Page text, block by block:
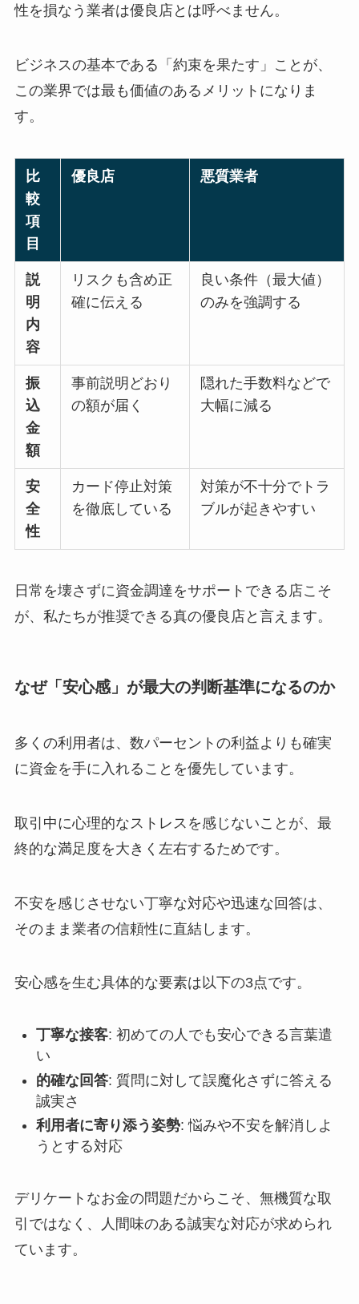
性を損なう業者は優良店とは呼べません。
ビジネスの基本である「約束を果たす」ことが、
この業界では最も価値のあるメリットになりま
す。
比
較
項
目
優良店 悪質業者
説
明
内
容
リスクも含め正
確に伝える
良い条件（最大値）
のみを強調する
振
込
金
額
事前説明どおり
の額が届く
隠れた手数料などで
大幅に減る
安
全
性
カード停止対策
を徹底している
対策が不十分でトラ
ブルが起きやすい
日常を壊さずに資金調達をサポートできる店こそ
が、私たちが推奨できる真の優良店と言えます。
なぜ「安心感」が最大の判断基準になるのか
多くの利用者は、数パーセントの利益よりも確実
に資金を手に入れることを優先しています。
取引中に心理的なストレスを感じないことが、最
終的な満足度を大きく左右するためです。
不安を感じさせない丁寧な対応や迅速な回答は、
そのまま業者の信頼性に直結します。
安心感を生む具体的な要素は以下の3点です。
丁寧な接客: 初めての人でも安心できる言葉遣
い
的確な回答: 質問に対して誤魔化さずに答える
誠実さ
利用者に寄り添う姿勢: 悩みや不安を解消しよ
うとする対応
デリケートなお金の問題だからこそ、無機質な取
引ではなく、人間味のある誠実な対応が求められ
ています。